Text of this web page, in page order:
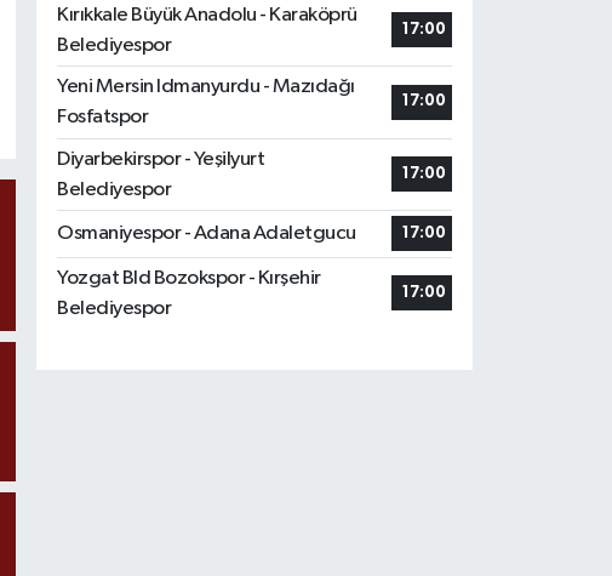
Kırıkkale Büyük Anadolu - Karaköprü
Belediyespor
17:00
Yeni Mersin Idmanyurdu - Mazıdağı
Fosfatspor
17:00
Diyarbekirspor - Yeşilyurt
Belediyespor
17:00
Osmaniyespor - Adana Adaletgucu 17:00
Yozgat Bld Bozokspor - Kırşehir
Belediyespor
17:00